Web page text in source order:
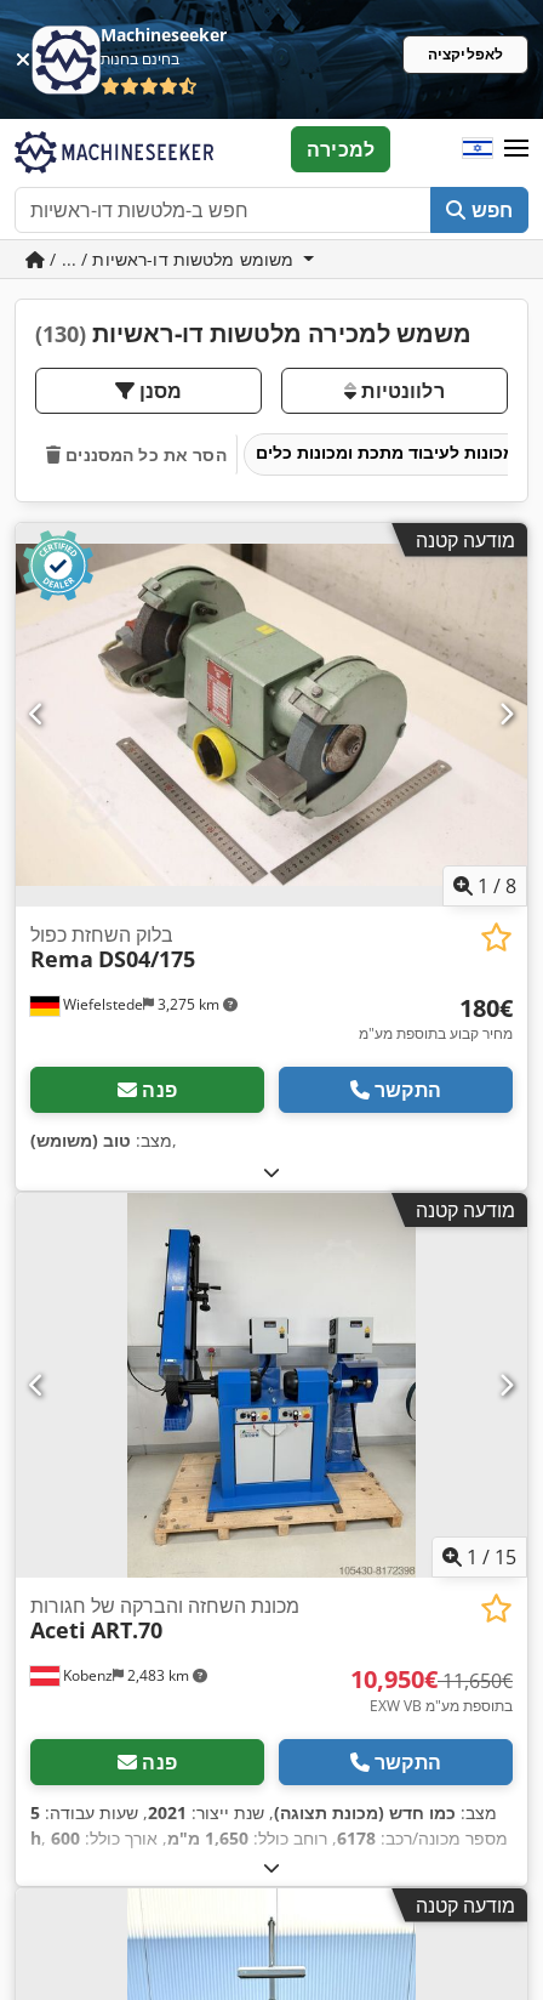
Machineseeker
בחינם בחנות לאפליקציה
חפש
למכירה
משמש למכירה מלטשות דו-ראשיות (130)
מסנן רלוונטיות
הסר את כל המסננים
מודעה קטנה
1 /8
Wiefelstede 3,275 km
בלוק השחזת כפול
Rema DS04/175
‏180 ‏€
מחיר קבוע בתוספת מע"מ
פנה התקשר
מצב: טוב (משומש) ,
מודעה קטנה
1 / 15
Kobenz 2,483 km
מכונת השחזה והברקה של חגורות
Aceti ART.70
‏10,950 ‏€ ‏11,650 ‏€
EXW VB בתוספת מע"מ
פנה התקשר
מצב: כמו חדש (מכונת תצוגה), שנת ייצור: 2021, שעות עבודה: 5
h
, מספר מכונה/רכב: 6178, רוחב כולל: 1,650 מ"מ , אורך כולל: 600
השחזה:75 מ"מ , קוטר גלגל השחזה:300 מ"מ , כוח:
4.4 קילוואט
(5.98 כ"ס)
, רוחב השחזה: מודעה קטנה